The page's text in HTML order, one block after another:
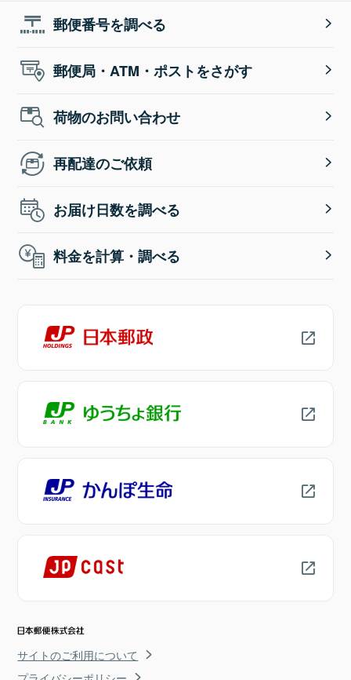
郵便番号を調べる
郵便局・ATM・ポストをさがす
荷物のお問い合わせ
再配達のご依頼
お届け日数を調べる
料金を計算・調べる
サイトのご利用について